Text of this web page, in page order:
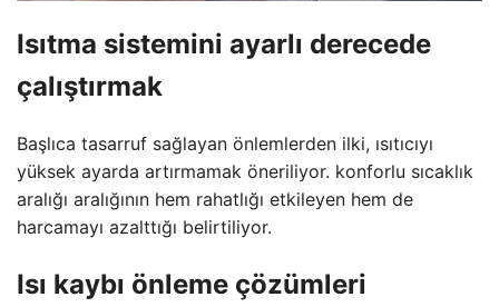
Isıtma sistemini ayarlı derecede
çalıştırmak
Başlıca tasarruf sağlayan önlemlerden ilki, ısıtıcıyı
yüksek ayarda artırmamak öneriliyor. konforlu sıcaklık
aralığı aralığının hem rahatlığı etkileyen hem de
harcamayı azalttığı belirtiliyor.
Isı kaybı önleme çözümleri